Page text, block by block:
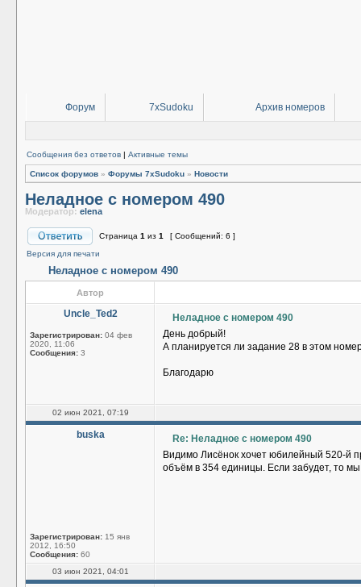
Форум 7xSudoku Архив номеров
Сообщения без ответов | Активные темы
Список форумов » Форумы 7xSudoku » Новости
Неладное с номером 490
Модератор: elena
Страница 1 из 1
[ Сообщений: 6 ]
Версия для печати
Неладное с номером 490
Автор
Uncle_Ted2
Зарегистрирован: 04 фев
2020, 11:06
Сообщения: 3
Неладное с номером 490
День добрый!
А планируется ли задание 28 в этом
Благодарю
02 июн 2021, 07:19
buska
Зарегистрирован: 15 янв
2012, 16:50
Сообщения: 60
Re: Неладное с номером 490
Видимо Лисёнок хочет юбилейный 520-й
объём в 354 единицы. Если забудет, то
03 июн 2021, 04:01